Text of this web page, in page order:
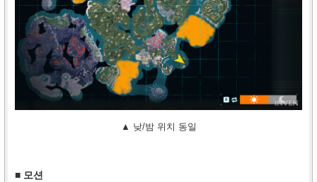
▲ 낮/밤 위치 동일
■ 모션